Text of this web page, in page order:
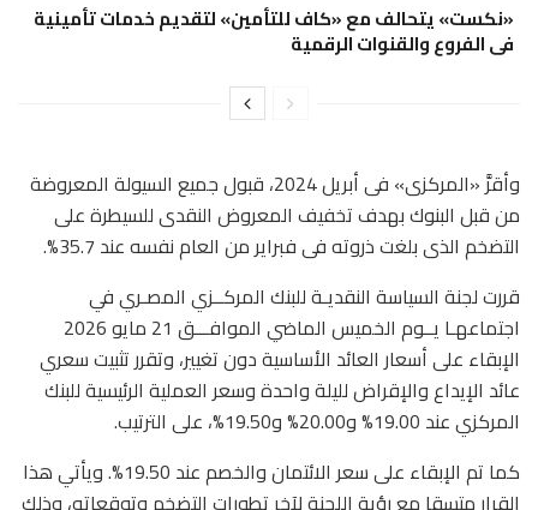
«نكست» يتحالف مع «كاف للتأمين» لتقديم خدمات تأمينية
فى الفروع والقنوات الرقمية
وأقرَّ «المركزى» فى أبريل 2024، قبول جميع السيولة المعروضة
من قبل البنوك بهدف تخفيف المعروض النقدى للسيطرة على
التضخم الذى بلغت ذروته فى فبراير من العام نفسه عند 35.7%.
قررت لجنة السياسة النقديـة للبنك المركــزي المصـري في
اجتماعهـا يــوم الخميس الماضي الموافـــق 21 مايو 2026
الإبقاء على أسعار العائد الأساسية دون تغيير، وتقرر تثبيت سعري
عائد الإيداع والإقراض لليلة واحدة وسعر العملية الرئيسية للبنك
المركزي عند 19.00% و20.00% و19.50%، على الترتيب.
كما تم الإبقاء على سعر الائتمان والخصم عند 19.50%. ويأتي هذا